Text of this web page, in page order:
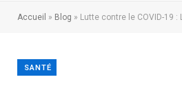
Accueil » Blog » Lutte contre le COVID-19 : La société HUAWEI prête à apporter
SANTÉ